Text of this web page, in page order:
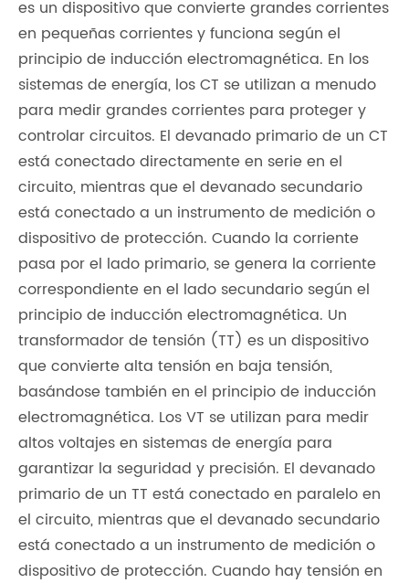
es un dispositivo que convierte grandes corrientes
en pequeñas corrientes y funciona según el
principio de inducción electromagnética. En los
sistemas de energía, los CT se utilizan a menudo
para medir grandes corrientes para proteger y
controlar circuitos. El devanado primario de un CT
está conectado directamente en serie en el
circuito, mientras que el devanado secundario
está conectado a un instrumento de medición o
dispositivo de protección. Cuando la corriente
pasa por el lado primario, se genera la corriente
correspondiente en el lado secundario según el
principio de inducción electromagnética. Un
transformador de tensión (TT) es un dispositivo
que convierte alta tensión en baja tensión,
basándose también en el principio de inducción
electromagnética. Los VT se utilizan para medir
altos voltajes en sistemas de energía para
garantizar la seguridad y precisión. El devanado
primario de un TT está conectado en paralelo en
el circuito, mientras que el devanado secundario
está conectado a un instrumento de medición o
dispositivo de protección. Cuando hay tensión en